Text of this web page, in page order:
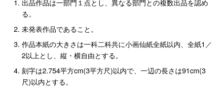
出品作品は一部門１点とし、異なる部門との複数出品を認め
る。
未発表作品であること。
作品本紙の大きさは一科二科共に小画仙紙全紙以内、全紙1／
2以上とし、縦・横自由とする。
刻字は2.754平方cm(3平方尺)以内で、一辺の長さは91cm(3
尺)以内とする。